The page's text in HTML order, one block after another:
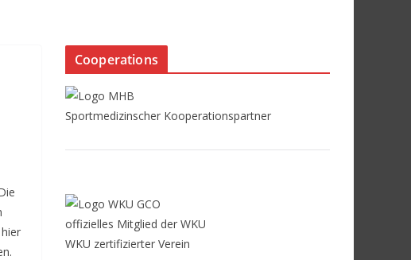
Cooperations
Sportmedizinscher Kooperationspartner
offizielles Mitglied der WKU
WKU zertifizierter Verein